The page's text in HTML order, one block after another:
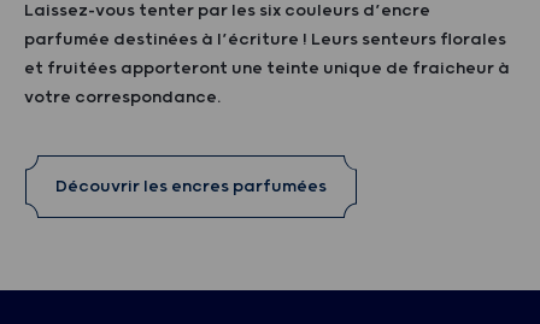
Laissez-vous tenter par les six couleurs d’encre
parfumée destinées à l’écriture ! Leurs senteurs florales
et fruitées apporteront une teinte unique de fraicheur à
votre correspondance.
Découvrir les encres parfumées